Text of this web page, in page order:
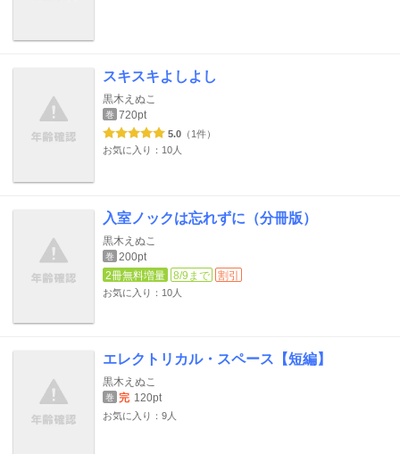
スキスキよしよし
黒木えぬこ
巻 720pt
5.0 （1件）
お気に入り：10人
入室ノックは忘れずに（分冊版）
黒木えぬこ
巻
200pt
2冊無料増量
8/9まで 割引
お気に入り：10人
エレクトリカル・スペース【短編】
黒木えぬこ
巻 完 120pt
お気に入り：9人